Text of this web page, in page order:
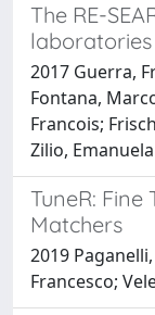
The RE-
2017 Guerra,
Fontana,
Francois;
Zilio, Emanuela
TuneR:
Matchers
2019
Francesco;